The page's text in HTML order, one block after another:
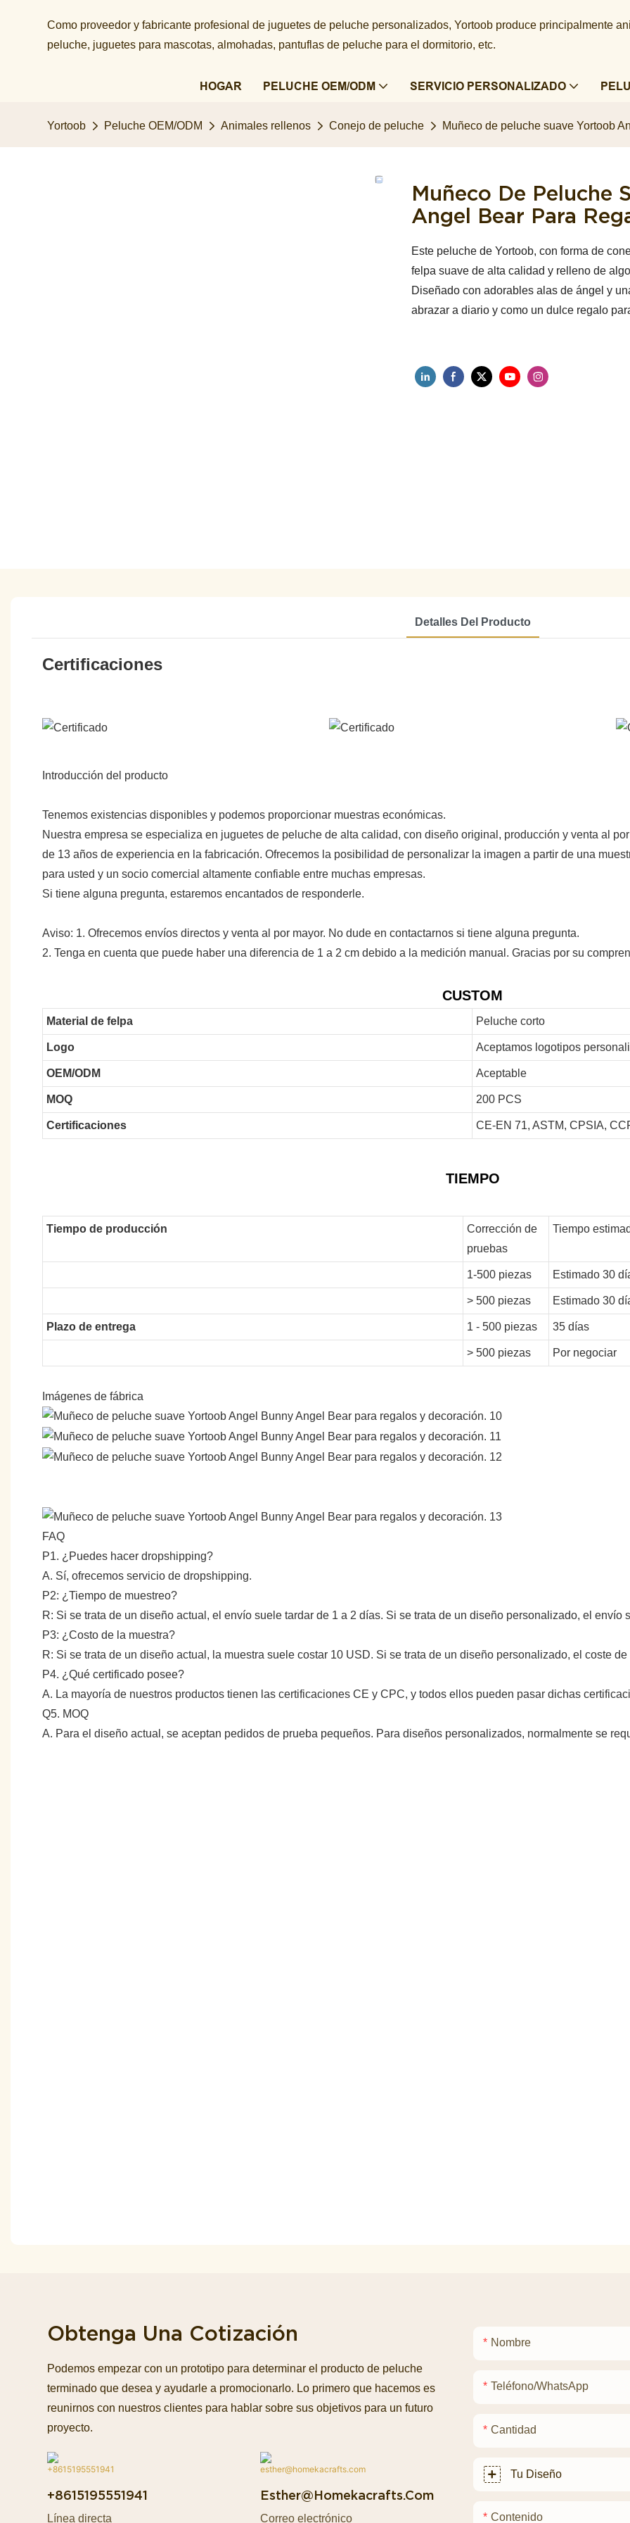
Como proveedor y fabricante profesional de juguetes de peluche personalizados, Yortoob produce principalmente
peluche, juguetes para mascotas, almohadas, pantuflas de peluche para el dormitorio, etc.
HOGAR PELUCHE OEM/ODM SERVICIO PERSONALIZADO
Yortoob Peluche OEM/ODM Animales rellenos Conejo de peluche Muñeco de peluche suave Yortoob
Muñeco De Peluche
Angel Bear Para
Este peluche de Yortoob, con forma de
felpa suave de alta calidad y relleno de
Diseñado con adorables alas de ángel y
abrazar a diario y como un dulce regalo
Detalles Del Producto
Certificaciones
Introducción del producto
Tenemos existencias disponibles y podemos proporcionar muestras económicas.
Nuestra empresa se especializa en juguetes de peluche de alta calidad, con diseño original, producción y venta al
de 13 años de experiencia en la fabricación. Ofrecemos la posibilidad de personalizar la imagen a partir de una
para usted y un socio comercial altamente confiable entre muchas empresas.
Si tiene alguna pregunta, estaremos encantados de responderle.
Aviso: 1. Ofrecemos envíos directos y venta al por mayor. No dude en contactarnos si tiene alguna pregunta.
2. Tenga en cuenta que puede haber una diferencia de 1 a 2 cm debido a la medición manual. Gracias por su
CUSTOM
Material de felpa Peluche corto
Logo Aceptamos logotipos
OEM/ODM Aceptable
MOQ 200 PCS
Certificaciones CE-EN 71, ASTM, CPSIA,
TIEMPO
Tiempo de producción
Corrección de
pruebas
Tiempo
1-500 piezas Estimado 30
> 500 piezas Estimado 30
Plazo de entrega 1 - 500 piezas 35 días
> 500 piezas Por negociar
Imágenes de fábrica
FAQ
P1. ¿Puedes hacer dropshipping?
A. Sí, ofrecemos servicio de dropshipping.
P2: ¿Tiempo de muestreo?
R: Si se trata de un diseño actual, el envío suele tardar de 1 a 2 días. Si se trata de un diseño personalizado, el envío
P3: ¿Costo de la muestra?
R: Si se trata de un diseño actual, la muestra suele costar 10 USD. Si se trata de un diseño personalizado, el coste
P4. ¿Qué certificado posee?
A. La mayoría de nuestros productos tienen las certificaciones CE y CPC, y todos ellos pueden pasar dichas
Q5. MOQ
A. Para el diseño actual, se aceptan pedidos de prueba pequeños. Para diseños personalizados, normalmente se
Obtenga Una Cotización
Podemos empezar con un prototipo para determinar el producto de peluche
terminado que desea y ayudarle a promocionarlo. Lo primero que hacemos es
reunirnos con nuestros clientes para hablar sobre sus objetivos para un futuro
proyecto.
+8615195551941
Línea directa
Esther@homekacrafts.com
Correo electrónico
Nombre
Teléfono/WhatsApp
Cantidad
Tu Diseño
Contenido